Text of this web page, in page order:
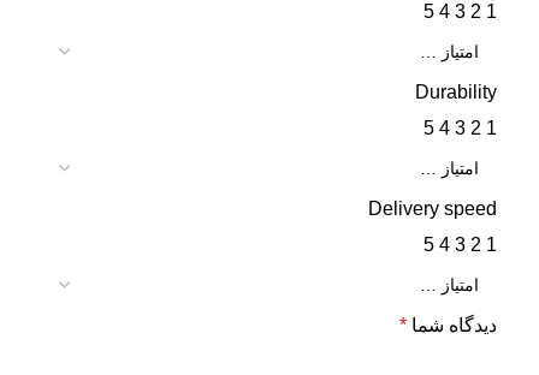
1
2
3
4
5
Durability
1
2
3
4
5
Delivery speed
1
2
3
4
5
دیدگاه شما *